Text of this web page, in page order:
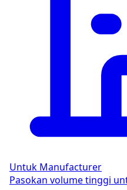
Untuk Manufacturer
Pasokan volume tinggi